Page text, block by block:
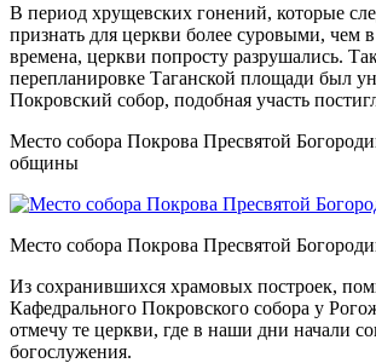
В период хрущевских гонений, которые
признать для церкви более суровыми, чем
времена, церкви попросту разрушались.
перепланировке Таганской площади был
Покровский собор, подобная участь
Место собора Покрова Пресвятой
общины
Место собора Покрова Пресвятой
Из сохранившихся храмовых построек,
Кафедрального Покровского собора у
отмечу те церкви, где в наши дни начали
богослужения.